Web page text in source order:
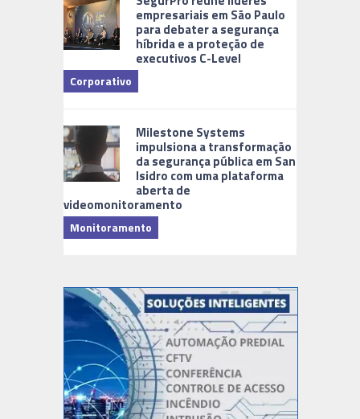
empresariais em São Paulo
para debater a segurança
híbrida e a proteção de
executivos C-Level
Corporativo
Milestone Systems
impulsiona a transformação
da segurança pública em San
Isidro com uma plataforma
aberta de
videomonitoramento
Monitoramento